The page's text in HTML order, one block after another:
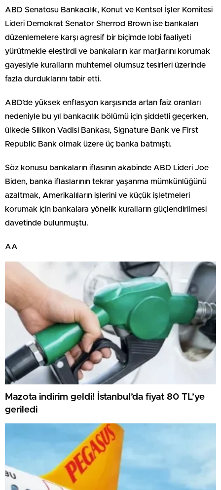
ABD Senatosu Bankacılık, Konut ve Kentsel İşler Komitesi
Lideri Demokrat Senator Sherrod Brown ise bankaları
düzenlemelere karşı agresif bir biçimde lobi faaliyeti
yürütmekle eleştirdi ve bankaların kar marjlarını korumak
gayesiyle kuralların muhtemel olumsuz tesirleri üzerinde
fazla durduklarını tabir etti.
ABD’de yüksek enflasyon karşısında artan faiz oranları
nedeniyle bu yıl bankacılık bölümü için şiddetli geçerken,
ülkede Silikon Vadisi Bankası, Signature Bank ve First
Republic Bank olmak üzere üç banka batmıştı.
Söz konusu bankaların iflasının akabinde ABD Lideri Joe
Biden, banka iflaslarının tekrar yaşanma mümkünlüğünü
azaltmak, Amerikalıların işlerini ve küçük işletmeleri
korumak için bankalara yönelik kuralların güçlendirilmesi
davetinde bulunmuştu.
AA
Mazota indirim geldi! İstanbul’da fiyat 80 TL’ye
geriledi